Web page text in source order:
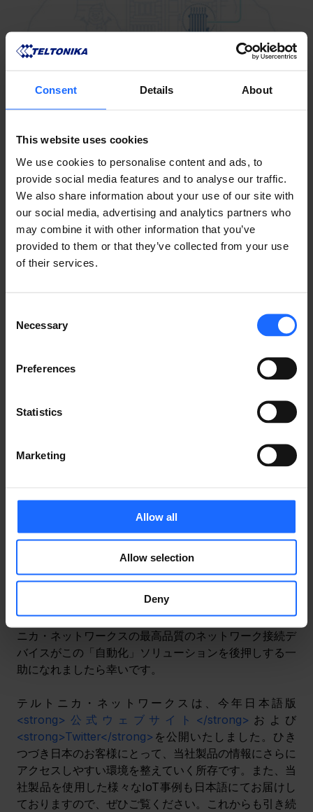
Consent Details About
This website uses cookies
We use cookies to personalise content and ads, to
provide social media features and to analyse our traffic.
We also share information about your use of our site with
our social media, advertising and analytics partners who
may combine it with other information that you’ve
provided to them or that they’ve collected from your use
of their services.
Selection
Necessary
Preferences
Statistics
Marketing
Allow all
Allow selection
Deny
製品情報が日本語でさらに
身近に！
今回加わったゲートウェイ7製品を含め、現時点で日本
でご紹介できるテルトニカ・ネットワークス製品は下記
TRB245 ／ RUT950
／
日本はGDP世界第三位という経済大国でありながら、
これまでに類をみない急激な「少子高齢化」と「労働力
の減少」という課題に直面しています。この問題の解決
手段として注目されているのがDX（デジタル・トラン
特に労働力問題の解消に役立つとされるIoTによる「自
動化」は大変期待されている分野でもあります。テルト
ニカ・ネットワークスの最高品質のネットワーク接続デ
バイスがこの「自動化」ソリューションを後押しする一
助になれましたら幸いです。
テルトニカ・ネットワークスは、今年日本語版
<strong>公式ウェブサイト</strong> および
<strong>Twitter</strong> を公開いたしました。ひき
つづき日本のお客様にとって、当社製品の情報にさらに
アクセスしやすい環境を整えていく所存です。また、当
社製品を使用した様々なIoT事例も日本語にてお届けし
ておりますので、ぜひご覧ください。これからも引き続